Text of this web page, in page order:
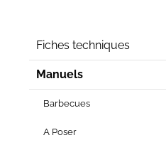
Fiches techniques
Manuels
Barbecues
A Poser